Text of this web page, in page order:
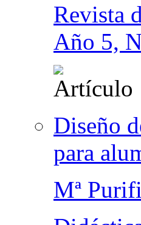
Revista
Año 5,
Diseño
para
Mª